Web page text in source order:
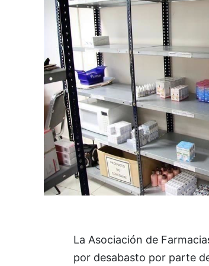
La Asociación de
por desabasto por parte